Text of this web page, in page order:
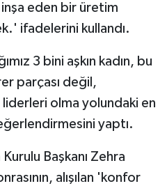
inşa eden bir üretim
ifadelerini kullandı.
3 bini aşkın kadın, bu
parçası değil,
olma yolundaki en
yaptı.
Başkanı Zehra
alışılan 'konfor